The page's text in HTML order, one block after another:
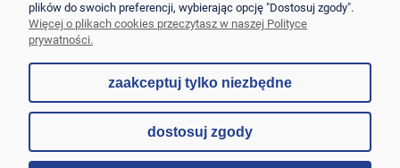
Laboratorium Eurofins | Aleja Wojska Polskiego 90A, 82-200 Malbork | NIP:
5792000046 | mail:wyceny-oferta@ftcee.eurofins.com
Sklep internetowy Shoper.pl
plików do swoich preferencji, wybierając opcję "Dostosuj zgody".
Więcej o plikach cookies przeczytasz w naszej Polityce
prywatności.
zaakceptuj tylko niezbędne
dostosuj zgody